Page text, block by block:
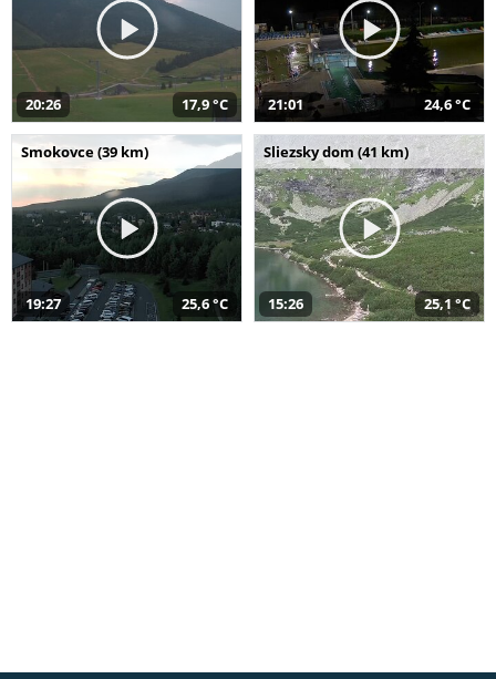
20:26 17,9 °C 21:01 24,6 °C
Smokovce (39 km)
19:27 25,6 °C
Sliezsky dom (41 km)
15:26 25,1 °C